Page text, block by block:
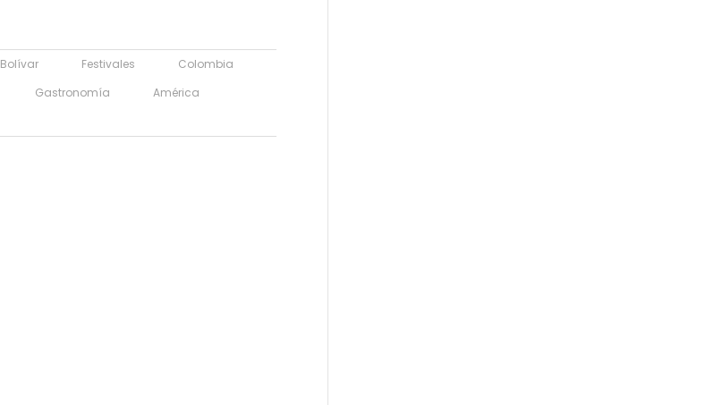
Bolívar Festivales
Colombia
Gastronomía
América